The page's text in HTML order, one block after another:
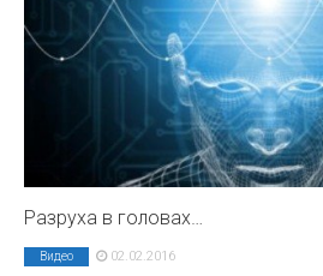
Разруха в головах…
Видео 02.02.2016